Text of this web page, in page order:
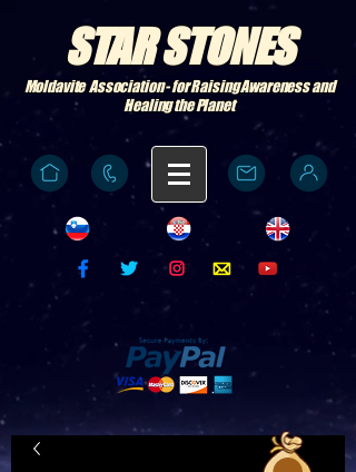
STAR STONES
Moldavite Association - for Raising Awareness and
Healing the Planet